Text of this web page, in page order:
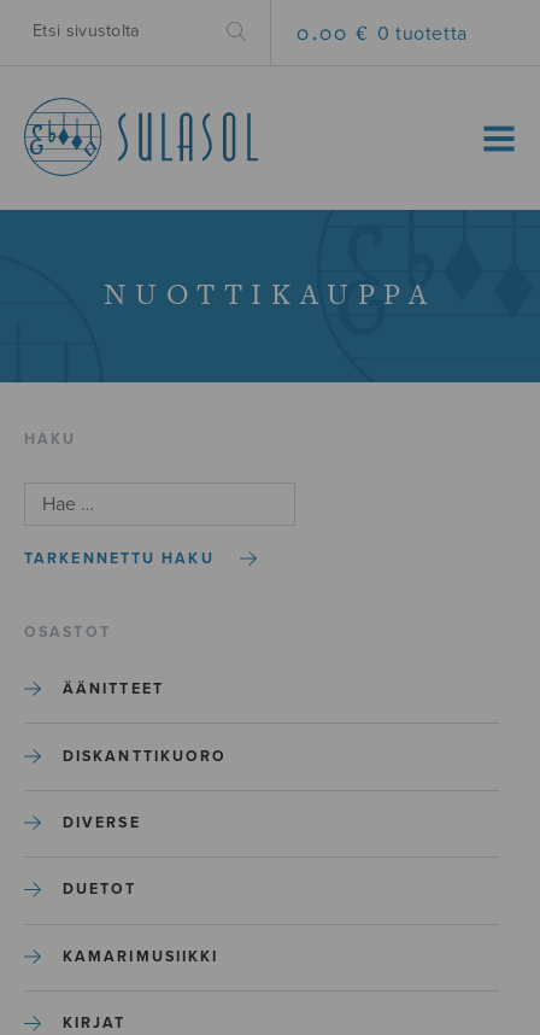
0.00 € 0 tuotetta
MENU
NUOTTIKAUPPA
HAKU
TARKENNETTU HAKU
OSASTOT
ÄÄNITTEET
DISKANTTIKUORO
DIVERSE
DUETOT
KAMARIMUSIIKKI
KIRJAT